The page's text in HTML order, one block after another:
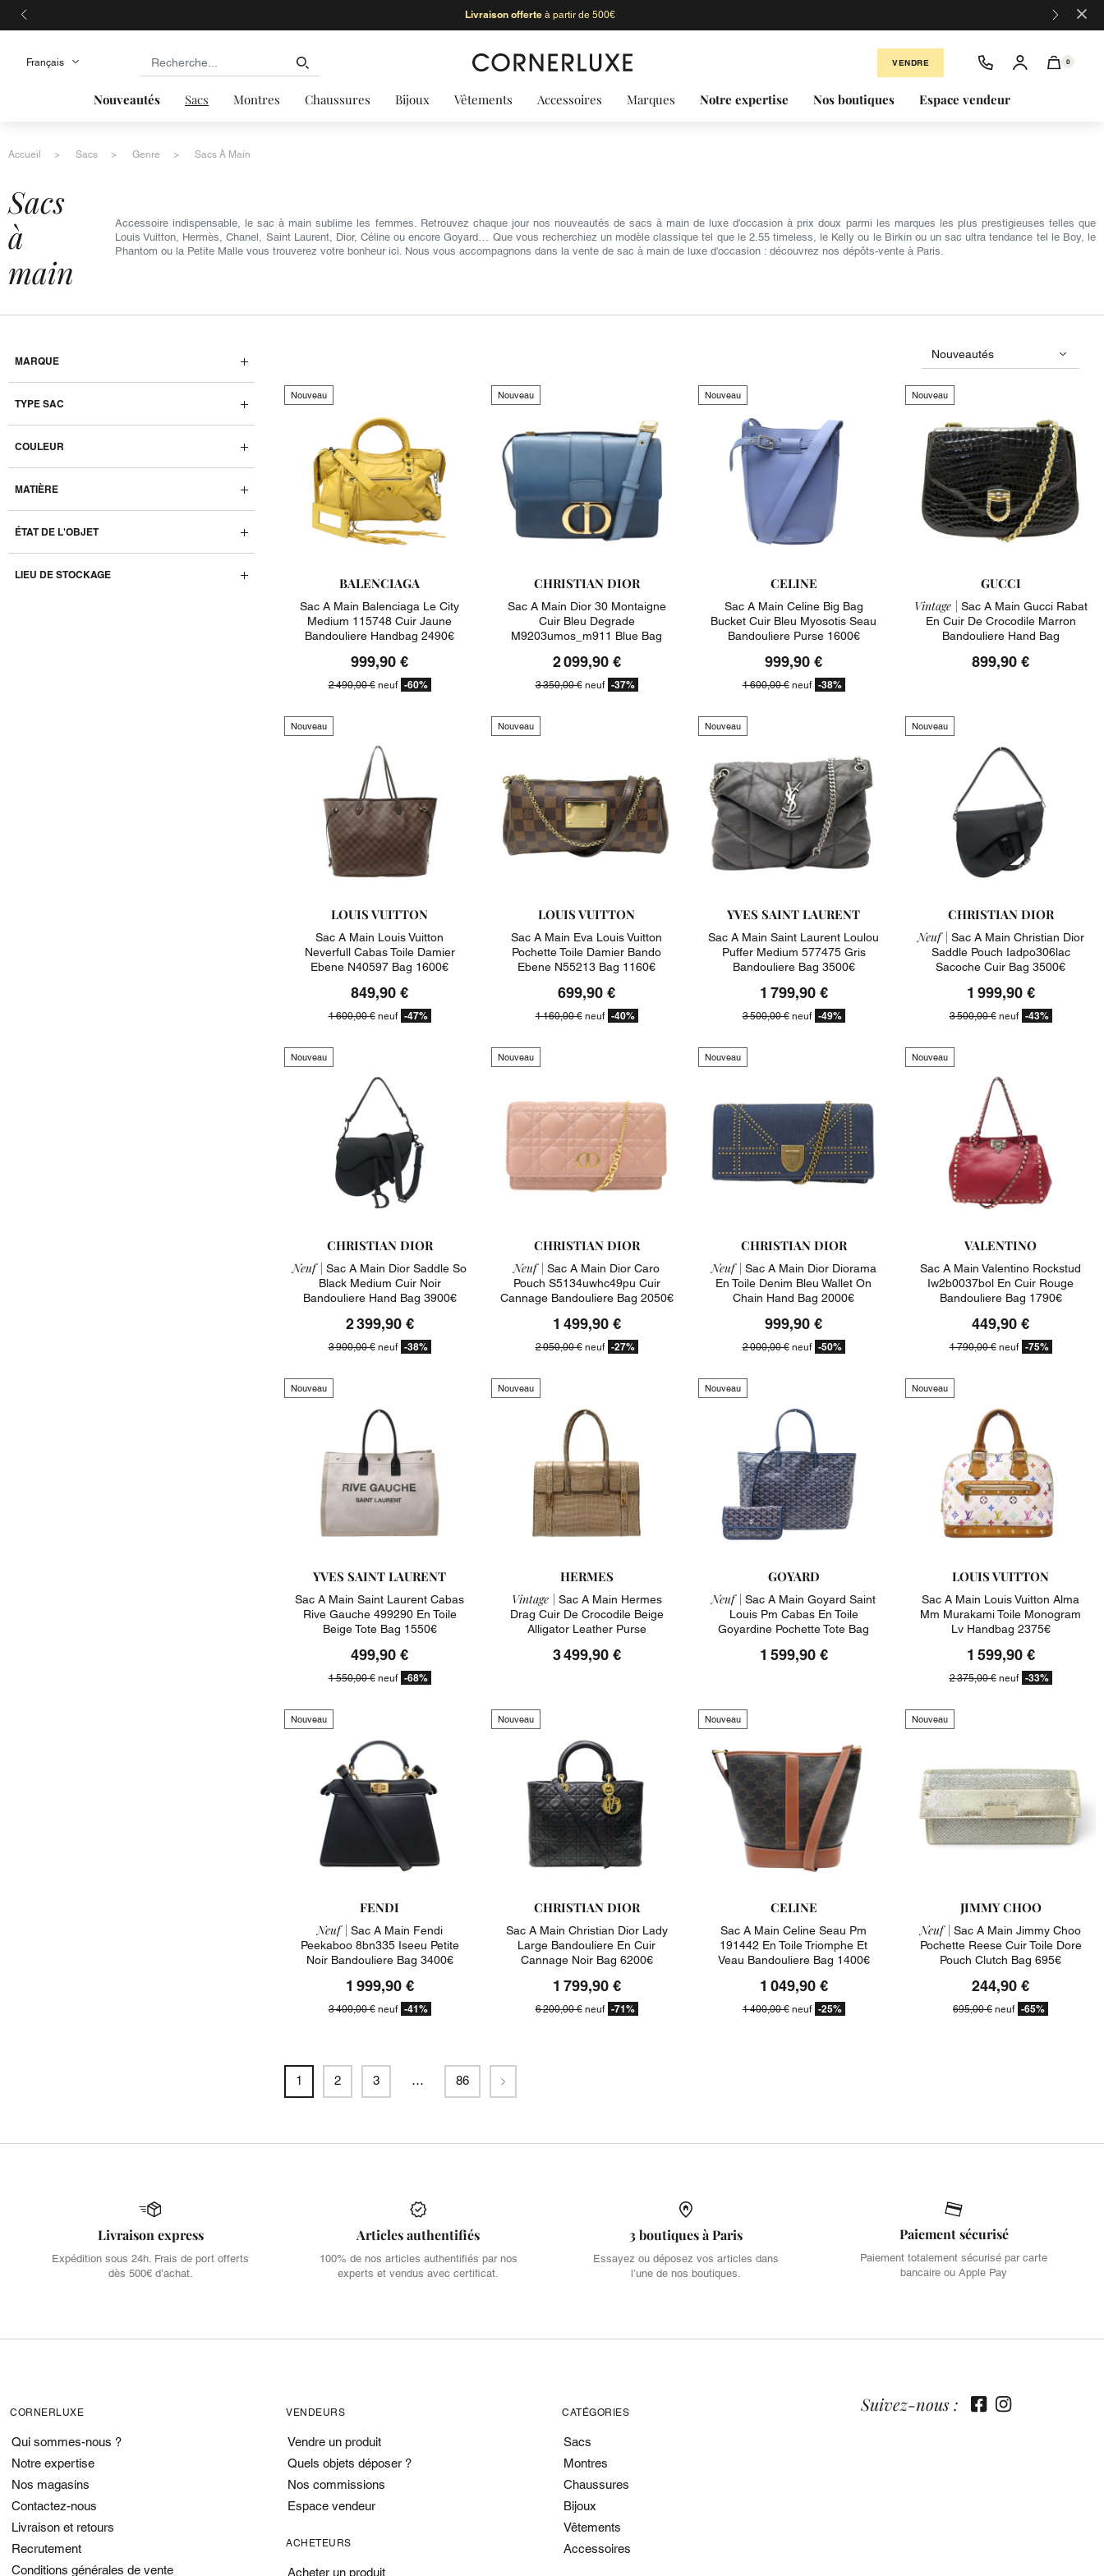
Livraison offerteà partir de 500€ ×
VENDRE 0
Nouveautés Sacs Montres Chaussures Bijoux Vêtements Accessoires Marques Notre expertise Nos boutiques Espace vendeur
Accueil Sacs Genre Sacs À Main
sacs
à
main
Accessoire indispensable, le sac à main sublime les femmes. Retrouvez chaque jour nos nouveautés de sacs à main de luxe d'occasion à prix doux parmi les marques les plus prestigieuses telles que
Louis Vuitton, Hermès, Chanel, Saint Laurent, Dior, Céline ou encore Goyard… Que vous recherchiez un modèle classique tel que le 2.55 timeless, le Kelly ou le Birkin ou un sac ultra tendance tel le Boy, le
Phantom ou la Petite Malle vous trouverez votre bonheur ici. Nous vous accompagnons dans la vente de sac à main de luxe d'occasion : découvrez nos dépôts-vente à Paris.
MARQUE
TYPE SAC
COULEUR
MATIÈRE
ÉTAT DE L'OBJET
LIEU DE STOCKAGE
Nouveau
BALENCIAGA
Sac A Main Balenciaga Le City
Medium 115748 Cuir Jaune
Bandouliere Handbag 2490€
999,90 €
2 490,00 €neuf -60%
Nouveau
CHRISTIAN DIOR
Sac A Main Dior 30 Montaigne
Cuir Bleu Degrade
M9203umos_m911 Blue Bag
2 099,90 €
3 350,00 €neuf -37%
Nouveau
CELINE
Sac A Main Celine Big Bag
Bucket Cuir Bleu Myosotis Seau
Bandouliere Purse 1600€
999,90 €
1 600,00 €neuf -38%
Nouveau
GUCCI
Vintage | Sac A Main Gucci Rabat
En Cuir De Crocodile Marron
Bandouliere Hand Bag
899,90 €
Nouveau
LOUIS VUITTON
Sac A Main Louis Vuitton
Neverfull Cabas Toile Damier
Ebene N40597 Bag 1600€
849,90 €
1 600,00 €neuf -47%
Nouveau
LOUIS VUITTON
Sac A Main Eva Louis Vuitton
Pochette Toile Damier Bando
Ebene N55213 Bag 1160€
699,90 €
1 160,00 €neuf -40%
Nouveau
YVES SAINT LAURENT
Sac A Main Saint Laurent Loulou
Puffer Medium 577475 Gris
Bandouliere Bag 3500€
1 799,90 €
3 500,00 €neuf -49%
Nouveau
CHRISTIAN DIOR
Neuf | Sac A Main Christian Dior
Saddle Pouch Iadpo306lac
Sacoche Cuir Bag 3500€
1 999,90 €
3 500,00 €neuf -43%
Nouveau
CHRISTIAN DIOR
Neuf | Sac A Main Dior Saddle So
Black Medium Cuir Noir
Bandouliere Hand Bag 3900€
2 399,90 €
3 900,00 €neuf -38%
Nouveau
CHRISTIAN DIOR
Neuf | Sac A Main Dior Caro
Pouch S5134uwhc49pu Cuir
Cannage Bandouliere Bag 2050€
1 499,90 €
2 050,00 €neuf -27%
Nouveau
CHRISTIAN DIOR
Neuf | Sac A Main Dior Diorama
En Toile Denim Bleu Wallet On
Chain Hand Bag 2000€
999,90 €
2 000,00 €neuf -50%
Nouveau
VALENTINO
Sac A Main Valentino Rockstud
Iw2b0037bol En Cuir Rouge
Bandouliere Bag 1790€
449,90 €
1 790,00 €neuf -75%
Nouveau
YVES SAINT LAURENT
Sac A Main Saint Laurent Cabas
Rive Gauche 499290 En Toile
Beige Tote Bag 1550€
499,90 €
1 550,00 €neuf -68%
Nouveau
HERMES
Vintage | Sac A Main Hermes
Drag Cuir De Crocodile Beige
Alligator Leather Purse
3 499,90 €
Nouveau
GOYARD
Neuf | Sac A Main Goyard Saint
Louis Pm Cabas En Toile
Goyardine Pochette Tote Bag
1 599,90 €
Nouveau
LOUIS VUITTON
Sac A Main Louis Vuitton Alma
Mm Murakami Toile Monogram
Lv Handbag 2375€
1 599,90 €
2 375,00 €neuf -33%
Nouveau
FENDI
Neuf | Sac A Main Fendi
Peekaboo 8bn335 Iseeu Petite
Noir Bandouliere Bag 3400€
1 999,90 €
3 400,00 €neuf -41%
Nouveau
CHRISTIAN DIOR
Sac A Main Christian Dior Lady
Large Bandouliere En Cuir
Cannage Noir Bag 6200€
1 799,90 €
6 200,00 €neuf -71%
Nouveau
CELINE
Sac A Main Celine Seau Pm
191442 En Toile Triomphe Et
Veau Bandouliere Bag 1400€
1 049,90 €
1 400,00 €neuf -25%
Nouveau
JIMMY CHOO
Neuf | Sac A Main Jimmy Choo
Pochette Reese Cuir Toile Dore
Pouch Clutch Bag 695€
244,90 €
695,00 € neuf -65%
1 2 3 … 86 Suivant
Livraison express
Expédition sous 24h. Frais de port offerts
dès 500€ d’achat.
Articles authentifiés
100% de nos articles authentifiés par nos
experts et vendus avec certificat.
3 boutiques à Paris
Essayez ou déposez vos articles dans
l’une de nos boutiques.
Paiement sécurisé
Paiement totalement sécurisé par carte
bancaire ou Apple Pay
CORNERLUXE
Qui sommes-nous ?
Notre expertise
Nos magasins
Contactez-nous
Livraison et retours
Recrutement
Conditions générales de vente
VENDEURS
Vendre un produit
Quels objets déposer ?
Nos commissions
Espace vendeur
ACHETEURS
Acheter un produit
CATÉGORIES
Sacs
Montres
Chaussures
Bijoux
Vêtements
Accessoires
Suivez-nous :